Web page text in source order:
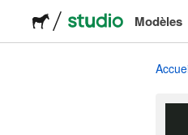
Modèles